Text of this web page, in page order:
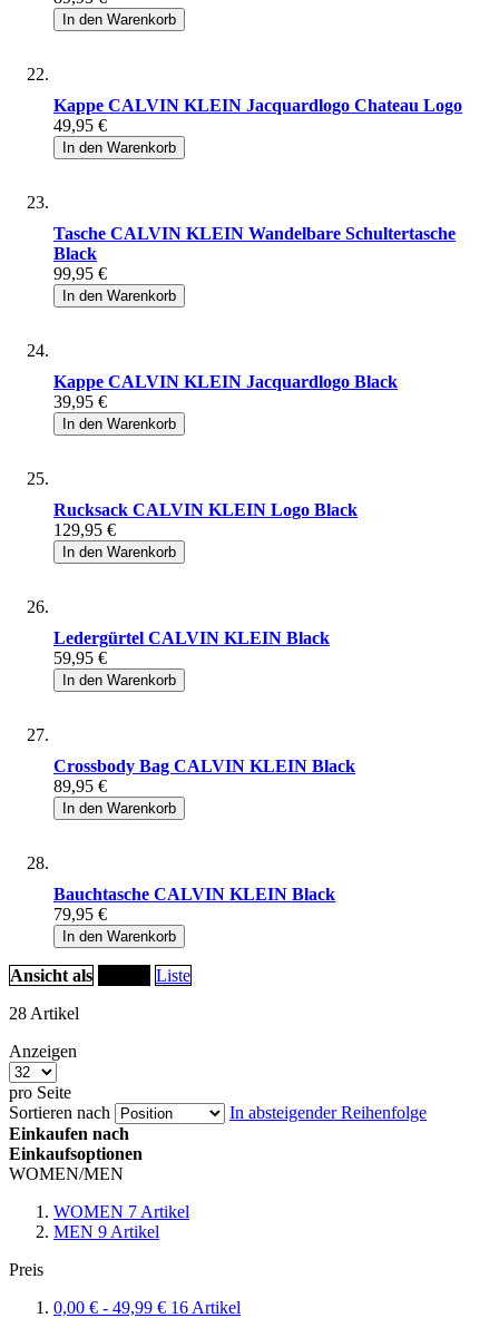
In den Warenkorb
Kappe CALVIN KLEIN Jacquardlogo Chateau Logo
49,95 €
In den Warenkorb
Tasche CALVIN KLEIN Wandelbare Schultertasche
Black
99,95 €
In den Warenkorb
Kappe CALVIN KLEIN Jacquardlogo Black
39,95 €
In den Warenkorb
Rucksack CALVIN KLEIN Logo Black
129,95 €
In den Warenkorb
Ledergürtel CALVIN KLEIN Black
59,95 €
In den Warenkorb
Crossbody Bag CALVIN KLEIN Black
89,95 €
In den Warenkorb
Bauchtasche CALVIN KLEIN Black
79,95 €
In den Warenkorb
Ansicht als
Liste
28 Artikel
Anzeigen
pro Seite
Sortieren nach
In absteigender Reihenfolge
Einkaufen nach
Einkaufsoptionen
WOMEN/MEN
WOMEN 7 Artikel
MEN 9 Artikel
Preis
0,00 € - 49,99 € 16 Artikel